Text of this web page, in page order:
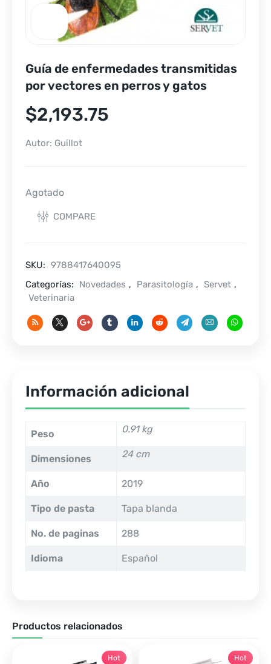
Guía de enfermedades transmitidas
por vectores en perros y gatos
$2,193.75
Autor: Guillot
Agotado
COMPARE
SKU: 9788417640095
Categorías:
Novedades , Parasitología , Servet ,
Veterinaria
Información adicional
Peso 0.91 kg
Dimensiones 24 cm
Año 2019
Tipo de pasta Tapa blanda
No. de paginas 288
Idioma Español
Productos relacionados
Hot Hot